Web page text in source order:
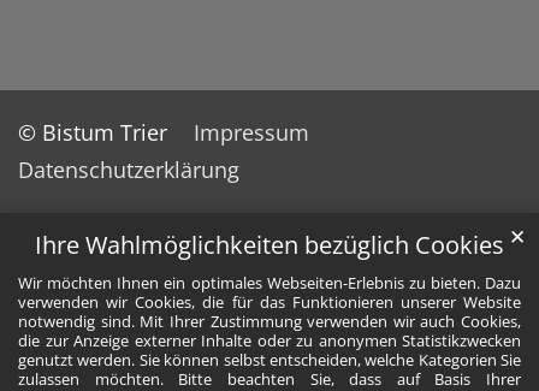
Ihre Wahlmöglichkeiten bezüglich Cookies
Wir möchten Ihnen ein optimales Webseiten-Erlebnis zu bieten. Dazu
verwenden wir Cookies, die für das Funktionieren unserer Website
notwendig sind. Mit Ihrer Zustimmung verwenden wir auch Cookies,
die zur Anzeige externer Inhalte oder zu anonymen Statistikzwecken
genutzt werden. Sie können selbst entscheiden, welche Kategorien Sie
zulassen möchten. Bitte beachten Sie, dass auf Basis Ihrer
✕
© Bistum Trier
Impressum
Datenschutzerklärung